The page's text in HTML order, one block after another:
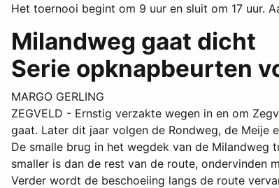
Het toernooi begint om 9 uur en sluit om 17 uur.
Milandweg gaat dicht
Serie opknapbeurten
MARGO GERLING
ZEGVELD - Ernstig verzakte wegen in en om
gaat. Later dit jaar volgen de Rondweg, de Meije
De smalle brug in het wegdek van de Milandweg
smaller is dan de rest van de route, ondervinden
Verder wordt de beschoeiing langs de route